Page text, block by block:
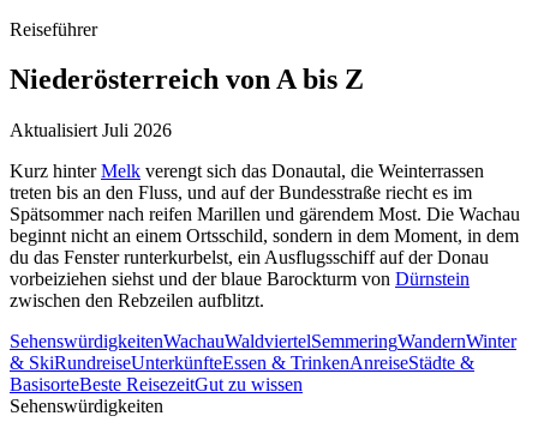
Reiseführer
Niederösterreich von A bis Z
Aktualisiert Juli 2026
Kurz hinterMelk verengt sich das Donautal, die Weinterrassen
treten bis an den Fluss, und auf der Bundesstraße riecht es im
Spätsommer nach reifen Marillen und gärendem Most. Die Wachau
beginnt nicht an einem Ortsschild, sondern in dem Moment, in dem
du das Fenster runterkurbelst, ein Ausflugsschiff auf der Donau
vorbeiziehen siehst und der blaue Barockturm von Dürnstein
zwischen den Rebzeilen aufblitzt.
SehenswürdigkeitenWachauWaldviertelSemmeringWandernWinter
& SkiRundreiseUnterkünfteEssen & TrinkenAnreiseStädte &
BasisorteBeste ReisezeitGut zu wissen
Sehenswürdigkeiten